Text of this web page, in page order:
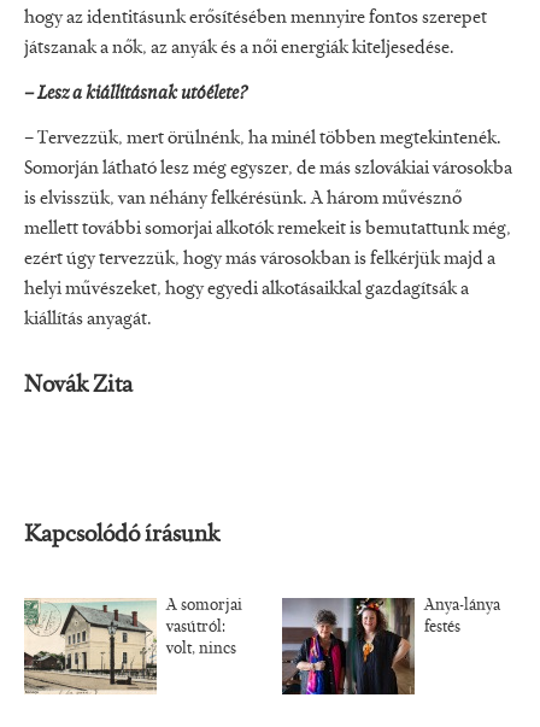
hogy az identitásunk erősítésében mennyire fontos szerepet
játszanak a nők, az anyák és a női energiák kiteljesedése.
– Lesz a kiállításnak utóélete?
– Tervezzük, mert örülnénk, ha minél többen megtekintenék.
Somorján látható lesz még egyszer, de más szlovákiai városokba
is elvisszük, van néhány felkérésünk. A három művésznő
mellett további somorjai alkotók remekeit is bemutattunk még,
ezért úgy tervezzük, hogy más városokban is felkérjük majd a
helyi művészeket, hogy egyedi alkotásaikkal gazdagítsák a
kiállítás anyagát.
Novák Zita
Kapcsolódó írásunk
A somorjai
vasútról:
volt, nincs
Anya-lánya
festés